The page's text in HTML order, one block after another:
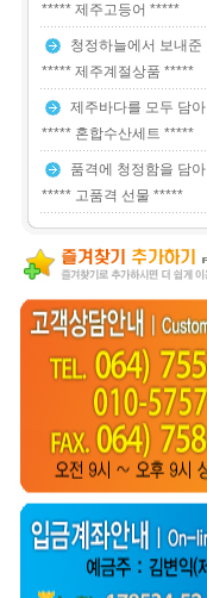
***** 제주고등어 *****
청정하늘에서 보내준
***** 제주계절상품 *****
제주바다를 모두 담아
***** 혼합수산세트 *****
품격에 청정함을 담아
***** 고품격 선물 *****